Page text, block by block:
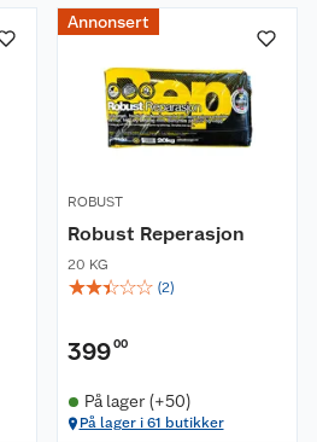
Annonsert
ROBUST
Robust Reperasjon
20 KG
☆☆☆☆☆ (2)
39900
På lager (+50)
På lager i 61 butikker